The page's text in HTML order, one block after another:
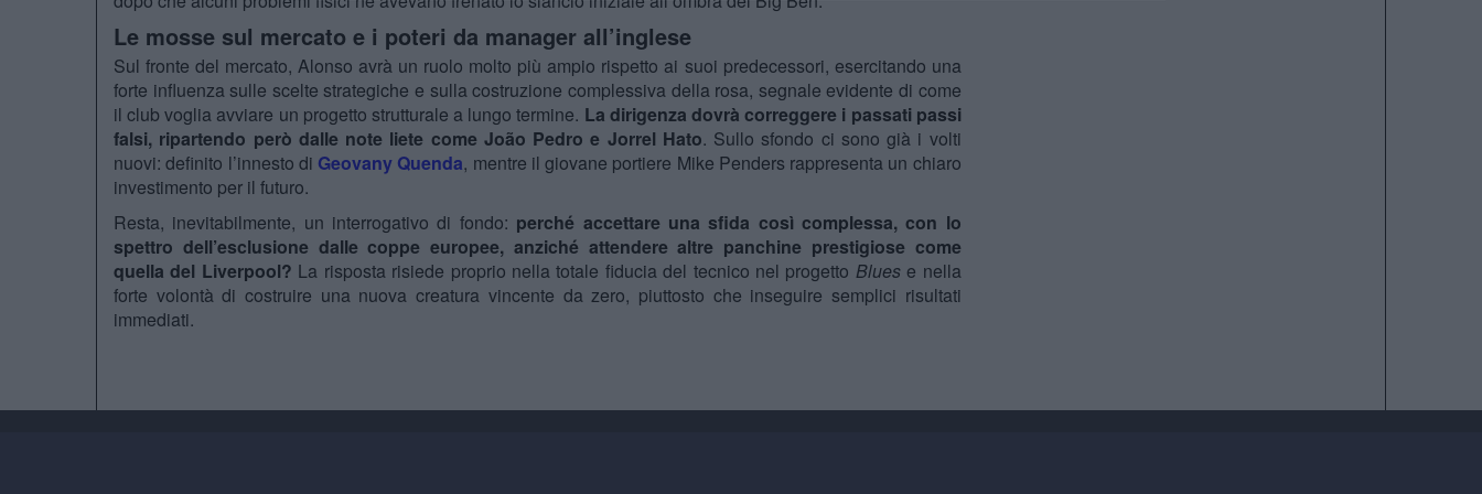
Le mosse sul mercato e i poteri da manager all’inglese
Sul fronte del mercato, Alonso avrà un ruolo molto più ampio rispetto ai suoi predecessori, esercitando una
forte influenza sulle scelte strategiche e sulla costruzione complessiva della rosa, segnale evidente di come
il club voglia avviare un progetto strutturale a lungo termine. La dirigenza dovrà correggere i passati passi
falsi, ripartendo però dalle note liete come João Pedro e Jorrel Hato. Sullo sfondo ci sono già i volti
nuovi: definito l’innesto di Geovany Quenda, mentre il giovane portiere Mike Penders rappresenta un chiaro
investimento per il futuro.
Resta, inevitabilmente, un interrogativo di fondo: perché accettare una sfida così complessa, con lo
spettro dell’esclusione dalle coppe europee, anziché attendere altre panchine prestigiose come
quella del Liverpool? La risposta risiede proprio nella totale fiducia del tecnico nel progetto Bluese nella
forte volontà di costruire una nuova creatura vincente da zero, piuttosto che inseguire semplici risultati
immediati.